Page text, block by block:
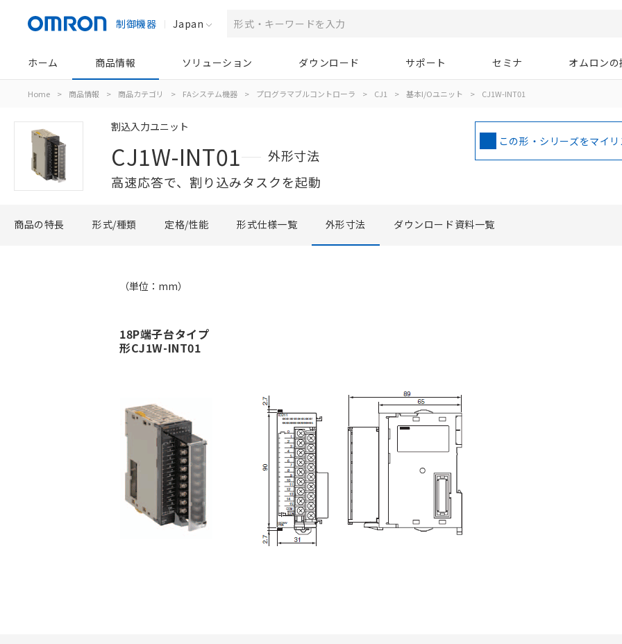
制御機器 Japan
ホーム 商品情報 ソリューション ダウンロード サポート セミナ オムロン
Home > 商品情報 > 商品カテゴリ > FAシステム機器 > プログラマブルコントローラ > CJ1 > 基本I/Oユニット > CJ1W-INT01
割込入力ユニット
CJ1W-INT01
外形寸法
高速応答で、割り込みタスクを起動
この形・シリーズをマイ
商品の特長 形式/種類 定格/性能 形式仕様一覧 外形寸法 ダウンロード資料一覧
（単位：mm）
18P端子台タイプ
形CJ1W-INT01